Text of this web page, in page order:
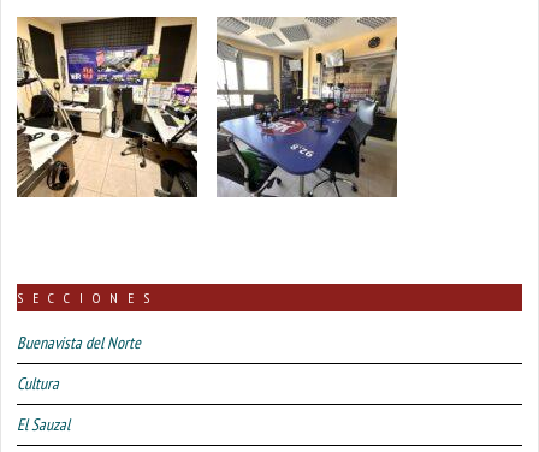
SECCIONES
Buenavista del Norte
Cultura
El Sauzal